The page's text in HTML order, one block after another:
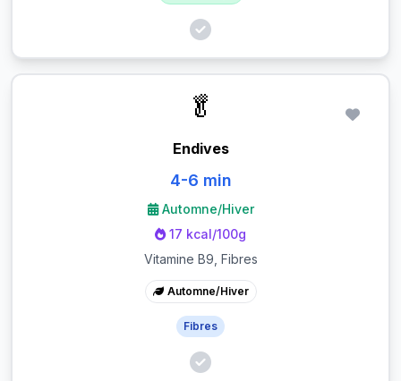
🥬
Endives
4-6 min
Automne/Hiver
17 kcal/100g
Vitamine B9, Fibres
Automne/Hiver
Fibres